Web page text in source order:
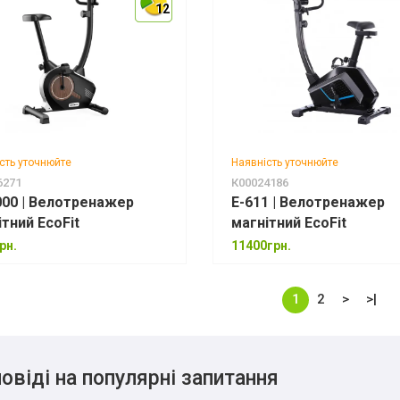
12
12
12
уточнюйте
| Велотренажер
EcoFit
Наявність уточнюйте
К00024186
E-611 | Велотренажер
магнітний EcoFit
11400грн.
1 2 > >|
на популярні запитання